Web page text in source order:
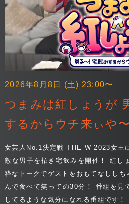
2026年8月8日 (土) 23:00〜
つまみは紅しょうが
するからウチ来ぃや
女芸人No.1決定戦 THE W 2023女王
敵な男子を招き宅飲みを開催！ 紅し
粋なトークでゲストをおもてなしし
んで食べて笑っての30分！ 番組を見
してるような気分になれる番組です！